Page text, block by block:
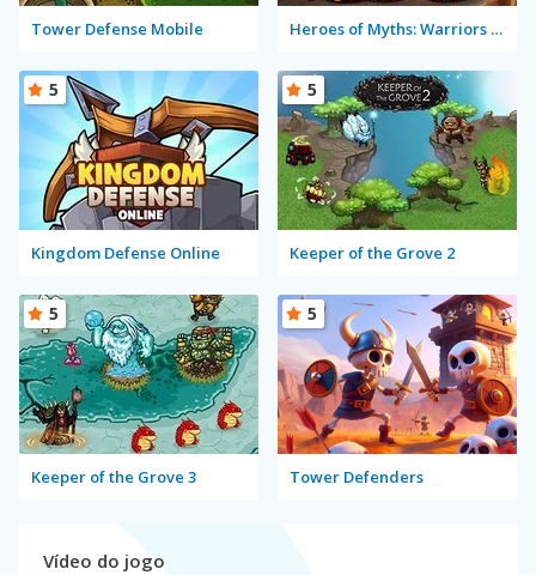
Tower Defense Mobile Heroes of Myths: Warriors of Gods
Kingdom Defense Online
5
Keeper of the Grove 2
5
Keeper of the Grove 3
5
Tower Defenders
5
Vídeo do jogo